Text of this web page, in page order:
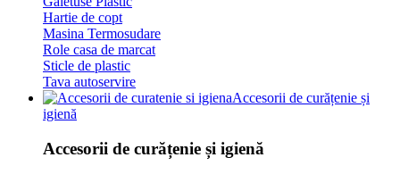
Hartie de copt
Masina Termosudare
Role casa de marcat
Sticle de plastic
Tava autoservire
Accesorii de curățenie și
igienă
Accesorii de curățenie și igienă